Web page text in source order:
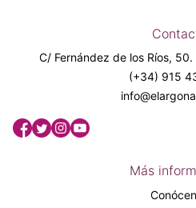
C/ Fernández de los Ríos,
(+34) 915
Más